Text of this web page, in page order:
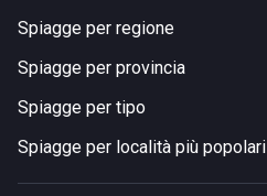
Spiagge per regione
Spiagge per provincia
Spiagge per tipo
Spiagge per località più popolari